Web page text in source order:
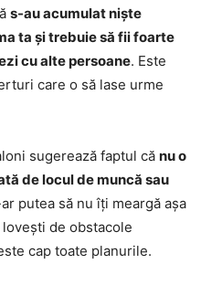
s-au acumulat niște
ta și trebuie să fii foarte
cu alte persoane. Este
care o să lase urme
sugerează faptul că nu o
de locul de muncă sau
putea să nu îți meargă așa
de obstacole
cap toate planurile.